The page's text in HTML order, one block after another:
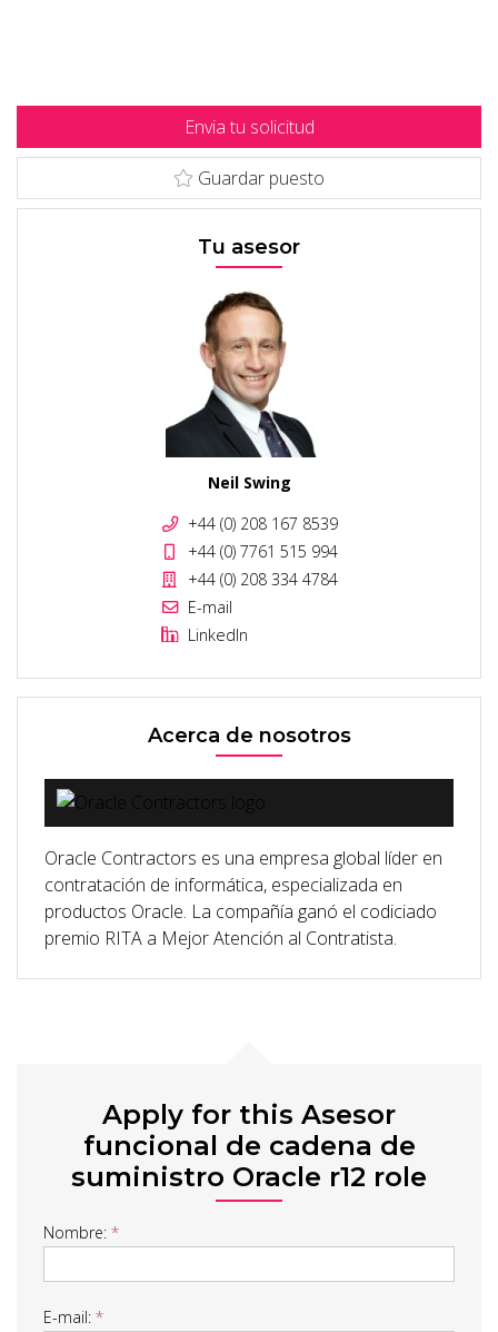
Envia tu solicitud
Guardar puesto
Tu asesor
Neil Swing
+44 (0) 208 167 8539
+44 (0) 7761 515 994
+44 (0) 208 334 4784
E-mail
LinkedIn
Acerca de nosotros
Oracle Contractors es una empresa global líder en
contratación de informática, especializada en
productos Oracle. La compañía ganó el codiciado
premio RITA a Mejor Atención al Contratista.
Apply for this Asesor
funcional de cadena de
suministro Oracle r12 role
Job
Form
Nombre: *
E-mail: *